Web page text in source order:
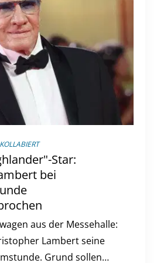
Star:
bei
aus der Messehalle:
Lambert seine
Grund sollen